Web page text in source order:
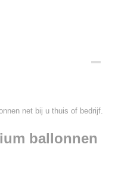
net bij u thuis of bedrijf.
ballonnen